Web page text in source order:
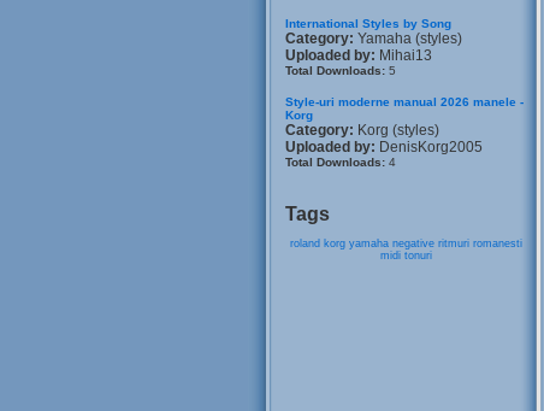
International Styles by Song
Category: Yamaha (styles)
Uploaded by: Mihai13
Total Downloads: 5
Style-uri moderne manual 2026 manele -
Korg
Category: Korg (styles)
Uploaded by: DenisKorg2005
Total Downloads: 4
Tags
roland korg yamaha negative ritmuri romanesti
midi tonuri